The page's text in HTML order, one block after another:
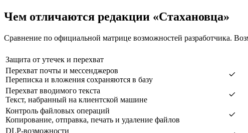
Чем отличаются редакции «Стахановца»
Сравнение по официальной матрице возможностей разработчика.
Защита от утечек и перехват
Перехват почты и мессенджеров
Переписка и вложения сохраняются в базу
Перехват вводимого текста
Текст, набранный на клиентской машине
Контроль файловых операций
Копирование, отправка, печать и удаление файлов
DLP-возможности